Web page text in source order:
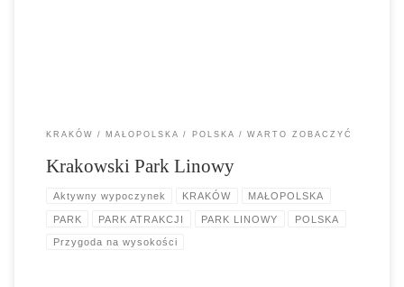
KRAKÓW MAŁOPOLSKA POLSKA WARTO ZOBACZYĆ
Krakowski Park Linowy
Aktywny wypoczynek KRAKÓW MAŁOPOLSKA
PARK PARK ATRAKCJI PARK LINOWY POLSKA
Przygoda na wysokości